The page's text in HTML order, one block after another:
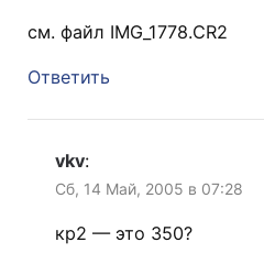
см. файл IMG_1778.CR2
Ответить
vkv:
Сб, 14 Май, 2005 в 07:28
кр2 — это 350?